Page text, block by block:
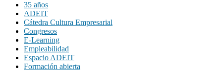
35 años
ADEIT
Cátedra Cultura Empresarial
Congresos
E-Learning
Empleabilidad
Espacio ADEIT
Formación abierta